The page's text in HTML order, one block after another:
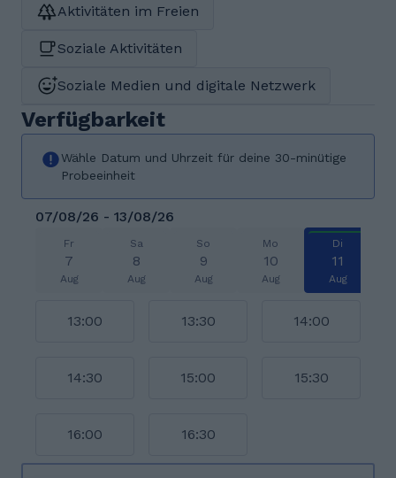
Aktivitäten im Freien
Soziale Aktivitäten
Soziale Medien und digitale Netzwerk
Verfügbarkeit
Wähle Datum und Uhrzeit für deine 30-minütige
Probeeinheit
07/08/26 - 13/08/26
Fr
7
Aug
Sa
8
Aug
So
9
Aug
Mo
10
Aug
Di
11
Aug
13:00 13:30 14:00
14:30 15:00 15:30
16:00 16:30